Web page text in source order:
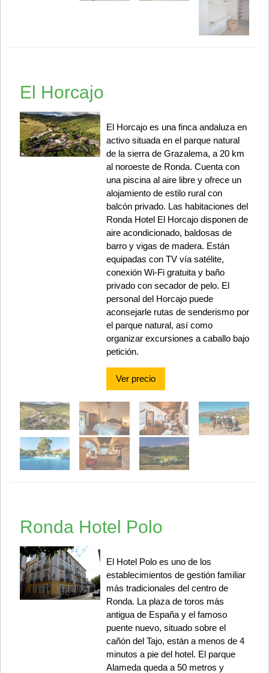
El Horcajo
El Horcajo es una finca andaluza en
activo situada en el parque natural
de la sierra de Grazalema, a 20 km
al noroeste de Ronda. Cuenta con
una piscina al aire libre y ofrece un
alojamiento de estilo rural con
balcón privado. Las habitaciones del
Ronda Hotel El Horcajo disponen de
aire acondicionado, baldosas de
barro y vigas de madera. Están
equipadas con TV vía satélite,
conexión Wi-Fi gratuita y baño
privado con secador de pelo. El
personal del Horcajo puede
aconsejarle rutas de senderismo por
el parque natural, así como
organizar excursiones a caballo bajo
petición.
Ver precio
Ronda Hotel Polo
El Hotel Polo es uno de los
establecimientos de gestión familiar
más tradicionales del centro de
Ronda. La plaza de toros más
antigua de España y el famoso
puente nuevo, situado sobre el
cañón del Tajo, están a menos de 4
minutos a pie del hotel. El parque
Alameda queda a 50 metros y